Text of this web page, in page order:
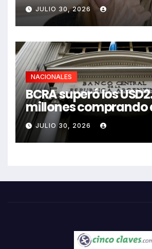
JULIO 30, 2026
NACIONALES
BCRA superó los
millones comprando
JULIO 30, 2026